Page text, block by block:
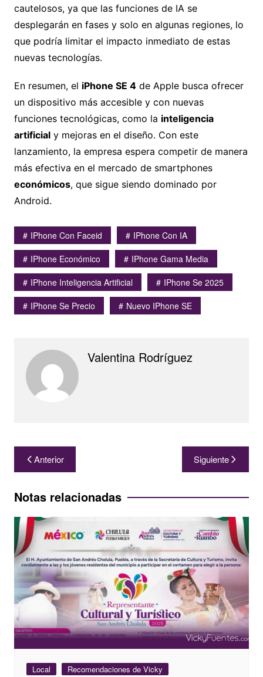
cautelosos, ya que las funciones de IA se
desplegarán en fases y solo en algunas regiones, lo
que podría limitar el impacto inmediato de estas
nuevas tecnologías.
En resumen, el iPhone SE 4de Apple busca ofrecer
un dispositivo más accesible y con nuevas
funciones tecnológicas, como la inteligencia
artificialy mejoras en el diseño. Con este
lanzamiento, la empresa espera competir de manera
más efectiva en el mercado de smartphones
económicos, que sigue siendo dominado por
Android.
IPhone Con Faceid
IPhone Con IA
IPhone Económico
IPhone Gama Media
IPhone Inteligencia Artificial
IPhone Se 2025
IPhone Se Precio
Nuevo IPhone SE
Valentina Rodríguez
Navegación
de
entradas
Anterior Siguiente
Notas relacionadas
Local Recomendaciones de Vicky